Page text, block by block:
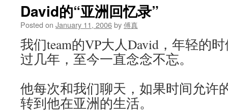
David的“亚洲回忆录”
Posted on January 11, 2006by傅真
我们team的VP大人David，年轻的
过几年，至今一直念念不忘。
他每次和我们聊天，如果时间允许
转到他在亚洲的生活。